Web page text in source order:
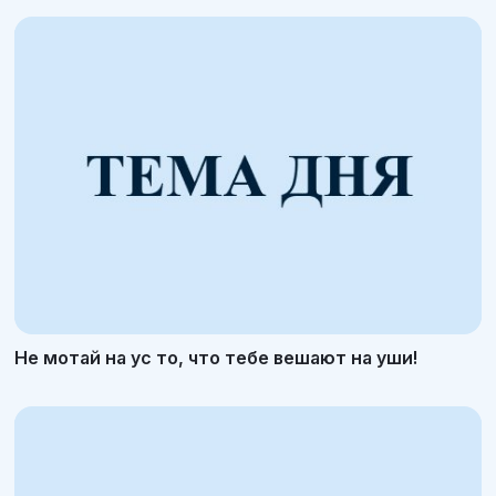
Не мотай на ус то, что тебе вешают на уши!